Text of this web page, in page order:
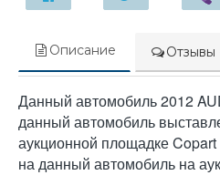
Описание Отзывы
Данный автомобиль 2012
данный автомобиль
аукционной площадке
на данный автомобиль на